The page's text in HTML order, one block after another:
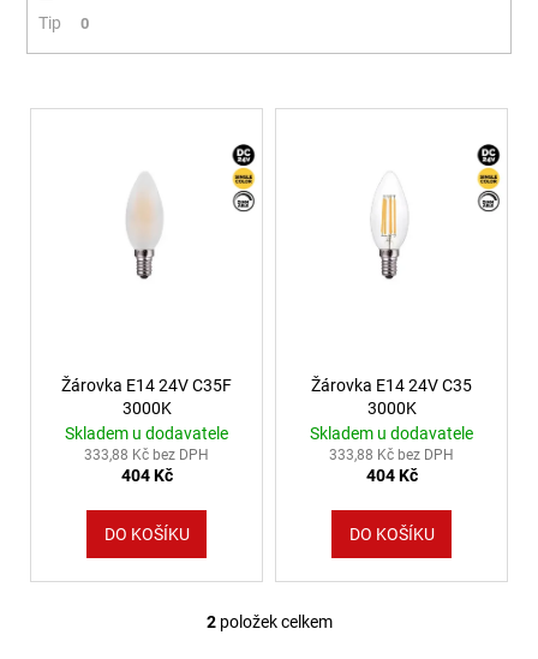
Tip 0
Výpis produktů
Žárovka E14 24V C35F
3000K
Skladem u dodavatele
333,88 Kč bez DPH
404 Kč
DO KOŠÍKU
Žárovka E14 24V C35
3000K
Skladem u dodavatele
333,88 Kč bez DPH
404 Kč
DO KOŠÍKU
Ovládací prvky výpisu
2položek celkem
106